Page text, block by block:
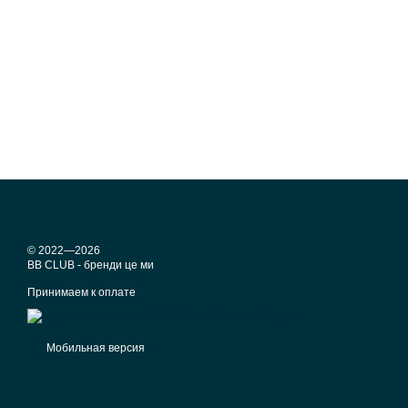
© 2022—2026
BB CLUB - бренди це ми
Принимаем к оплате
Мобильная версия